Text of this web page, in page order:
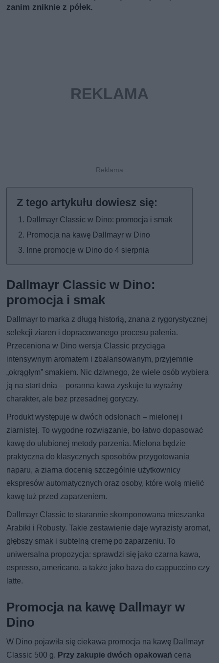
zanim zniknie z półek.
Dallmayr Classic w Dino: promocja i smak
Promocja na kawę Dallmayr w Dino
Inne promocje w Dino do 4 sierpnia
Dallmayr Classic w Dino:
promocja i smak
Dallmayr to marka z długą historią, znana z rygorystycznej
selekcji ziaren i dopracowanego procesu palenia.
Przeceniona w Dino wersja Classic przyciąga
intensywnym aromatem i zbalansowanym, przyjemnie
„okrągłym” smakiem. Nic dziwnego, że wiele osób wybiera
ją na start dnia – poranna kawa zyskuje tu wyraźny
charakter, ale bez przesadnej goryczy.
Produkt występuje w dwóch odsłonach – mielonej i
ziarnistej. To wygodne rozwiązanie, bo łatwo dopasować
kawę do ulubionej metody parzenia. Mielona będzie
praktyczna do klasycznych sposobów przygotowania
naparu, a ziarna docenią szczególnie użytkownicy
ekspresów automatycznych oraz osoby, które wolą mielić
kawę tuż przed zaparzeniem.
Dallmayr Classic to starannie skomponowana mieszanka
Arabiki i Robusty. Takie zestawienie daje wyrazisty aromat,
głębszy smak i subtelną cremę po zaparzeniu. To
uniwersalna propozycja: sprawdzi się jako czarna kawa,
espresso, americano, a także jako baza do cappuccino czy
latte.
Promocja na kawę Dallmayr w
Dino
W Dino pojawiła się ciekawa promocja na kawę Dallmayr
Classic 500 g. Przy zakupie dwóch opakowań cena